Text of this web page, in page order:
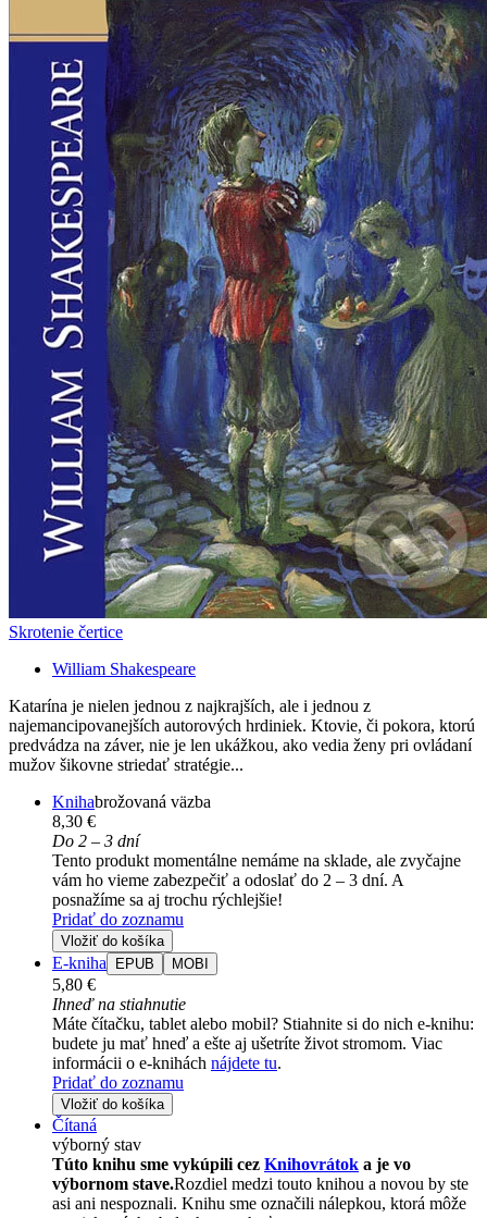
Skrotenie čertice
William Shakespeare
Katarína je nielen jednou z najkrajších, ale i jednou z
najemancipovanejších autorových hrdiniek. Ktovie, či pokora, ktorú
predvádza na záver, nie je len ukážkou, ako vedia ženy pri ovládaní
mužov šikovne striedať stratégie...
Knihabrožovaná väzba
8,30 €
Do 2 – 3 dní
Tento produkt momentálne nemáme na sklade, ale zvyčajne
vám ho vieme zabezpečiť a odoslať do 2 – 3 dní. A
posnažíme sa aj trochu rýchlejšie!
Pridať do zoznamu
Vložiť do košíka
E-kniha EPUB MOBI
5,80 €
Ihneď na stiahnutie
Máte čítačku, tablet alebo mobil? Stiahnite si do nich e-knihu:
budete ju mať hneď a ešte aj ušetríte život stromom. Viac
informácii o e-knihách nájdete tu.
Pridať do zoznamu
Vložiť do košíka
Čítaná
výborný stav
Túto knihu sme vykúpili cez Knihovrátok a je vo
výbornom stave.Rozdiel medzi touto knihou a novou by ste
asi ani nespoznali. Knihu sme označili nálepkou, ktorá môže